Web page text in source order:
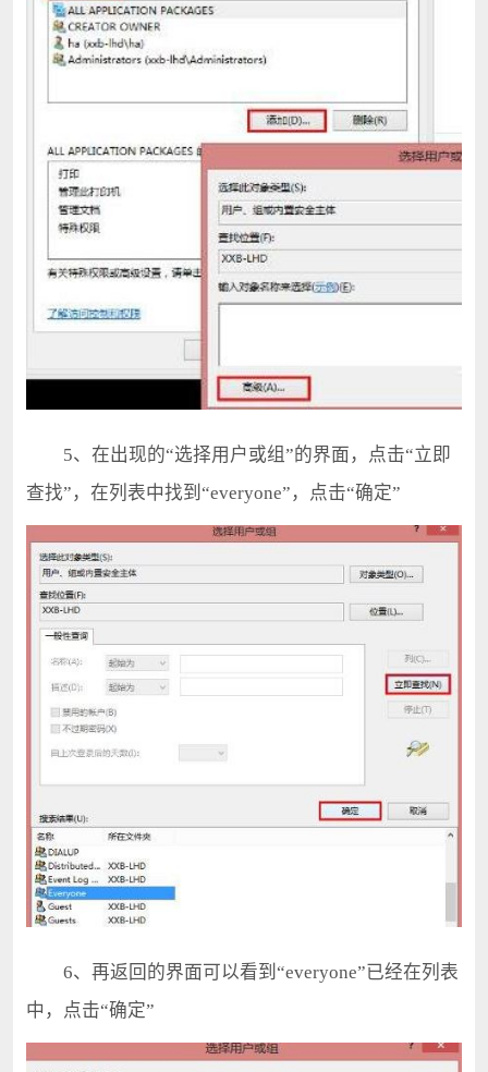
5、在出现的“选择用户或组”的界面，点击“立即
查找”，在列表中找到“everyone”，点击“确定”
6、再返回的界面可以看到“everyone”已经在列表
中，点击“确定”